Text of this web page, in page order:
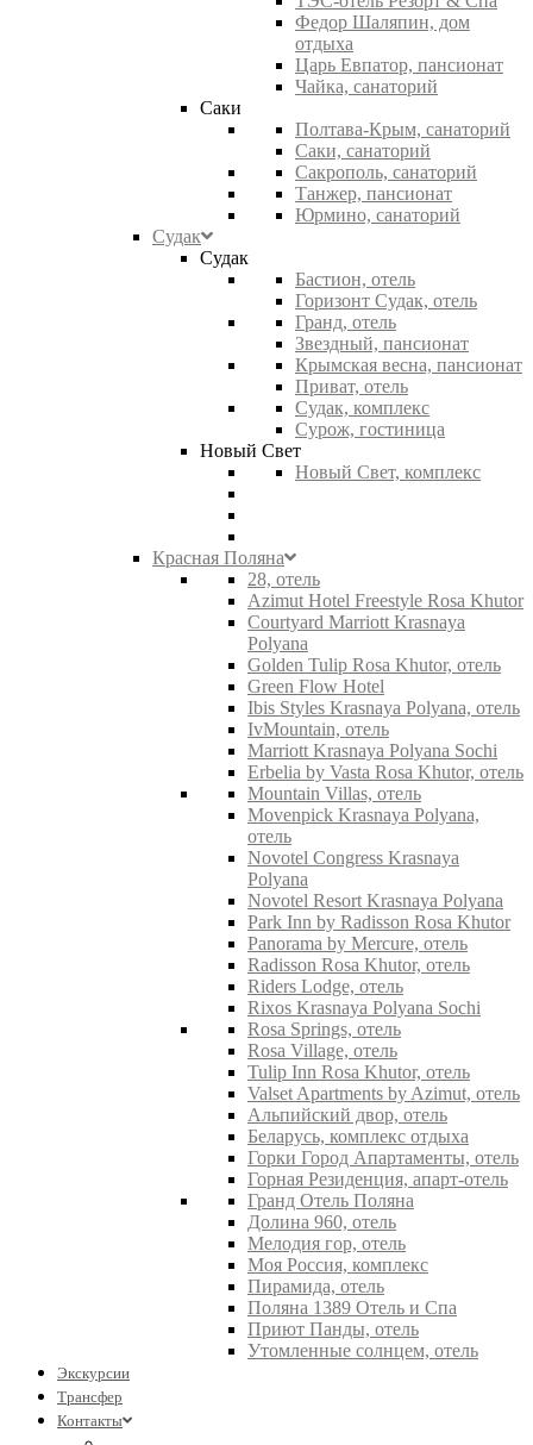
Федор Шаляпин, дом
отдыха
Царь Евпатор, пансионат
Чайка, санаторий
Саки
Полтава-Крым, санаторий
Саки, санаторий
Сакрополь, санаторий
Танжер, пансионат
Юрмино, санаторий
Судак
Судак
Бастион, отель
Горизонт Судак, отель
Гранд, отель
Звездный, пансионат
Крымская весна, пансионат
Приват, отель
Судак, комплекс
Сурож, гостиница
Новый Свет
Новый Свет, комплекс
Красная Поляна
28, отель
Azimut Hotel Freestyle Rosa Khutor
Courtyard Marriott Krasnaya
Polyana
Golden Tulip Rosa Khutor, отель
Green Flow Hotel
Ibis Styles Krasnaya Polyana, отель
IvMountain, отель
Marriott Krasnaya Polyana Sochi
Erbelia by Vasta Rosa Khutor, отель
Mountain Villas, отель
Movenpick Krasnaya Polyana,
отель
Novotel Congress Krasnaya
Polyana
Novotel Resort Krasnaya Polyana
Park Inn by Radisson Rosa Khutor
Panorama by Mercure, отель
Radisson Rosa Khutor, отель
Riders Lodge, отель
Rixos Krasnaya Polyana Sochi
Rosa Springs, отель
Rosa Village, отель
Tulip Inn Rosa Khutor, отель
Valset Apartments by Azimut, отель
Альпийский двор, отель
Беларусь, комплекс отдыха
Горки Город Апартаменты, отель
Горная Резиденция, апарт-отель
Гранд Отель Поляна
Долина 960, отель
Мелодия гор, отель
Моя Россия, комплекс
Пирамида, отель
Поляна 1389 Отель и Спа
Приют Панды, отель
Утомленные солнцем, отель
Экскурсии
Трансфер
Контакты